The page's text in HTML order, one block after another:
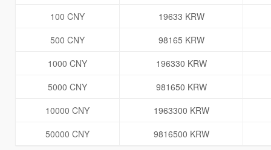
100 CNY
19633 KRW
500 CNY
98165 KRW
1000 CNY
196330 KRW
5000 CNY
981650 KRW
10000 CNY
1963300 KRW
50000 CNY
9816500 KRW